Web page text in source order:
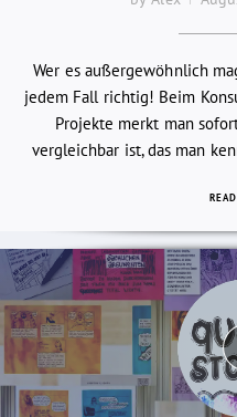
Wer es außergewöhnlich
jedem Fall richtig! Beim
Projekte merkt man
vergleichbar ist, das man